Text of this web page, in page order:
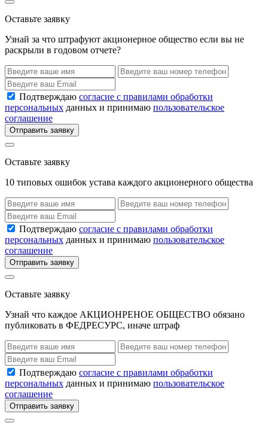
Оставьте заявку
Узнай за что штрафуют акционерное общество если вы не
раскрыли в годовом отчете?
Подтверждаю согласие с правилами обработки
персональных данных и принимаю пользовательское
соглашение
Отправить заявку
Оставьте заявку
10 типовых ошибок устава каждого акционерного общества
Подтверждаю согласие с правилами обработки
персональных данных и принимаю пользовательское
соглашение
Отправить заявку
Оставьте заявку
Узнай что каждое АКЦИОНРЕНОЕ ОБЩЕСТВО обязано
публиковать в ФЕДРЕСУРС, иначе штраф
Подтверждаю согласие с правилами обработки
персональных данных и принимаю пользовательское
соглашение
Отправить заявку